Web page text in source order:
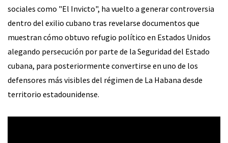
sociales como "El Invicto", ha vuelto a generar controversia
dentro del exilio cubano tras revelarse documentos que
muestran cómo obtuvo refugio político en Estados Unidos
alegando persecución por parte de la Seguridad del Estado
cubana, para posteriormente convertirse en uno de los
defensores más visibles del régimen de La Habana desde
territorio estadounidense.